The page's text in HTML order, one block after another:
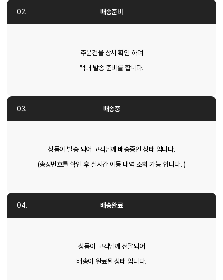
배송준비
주문건을 상시 확인 하며
택배 발송 준비를 합니다.
배송중
상품이 발송 되어 고객님께 배송중인 상태 입니다.
(송장번호를 확인 후 실시간 이동 내역 조회 가능 합니다. )
배송완료
상품이 고객님께 전달되어
배송이 완료된 상태 입니다.